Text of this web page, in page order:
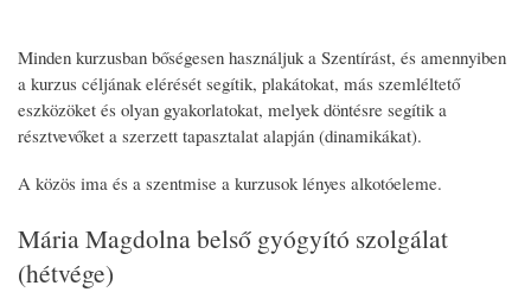
Minden kurzusban bőségesen használjuk a Szentírást, és amennyiben
a kurzus céljának elérését segítik, plakátokat, más szemléltető
eszközöket és olyan gyakorlatokat, melyek döntésre segítik a
résztvevőket a szerzett tapasztalat alapján (dinamikákat).
A közös ima és a szentmise a kurzusok lényes alkotóeleme.
Mária Magdolna belső gyógyító szolgálat
(hétvége)